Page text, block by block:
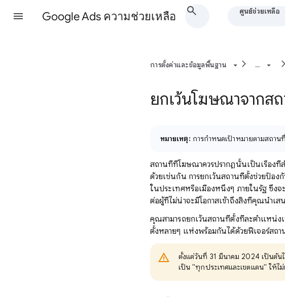
Google Ads ความช่วยเหลือ ศูนย์ช่วยเหลือ
การตั้งค่าและข้อมูลพื้นฐาน ...
ยกเว้นโฆษณาจากส
หมายเหตุ: การกำหนดเป้าหมายตามสถา
สถานที่ที่โฆษณาควรปรากฏนั้นเป็นเรื่องที่
ด้วยเช่นกัน การยกเว้นสถานที่ตั้งช่วยป้อ
ในประเทศหรือเมืองหนึ่งๆ ภายในรัฐ ซึ่
ต่อผู้ที่ไม่น่าจะมีโอกาสเข้าถึงสิ่งที่คุณนำเส
คุณสามารถยกเว้นสถานที่ตั้งทีละตำแหน่ง
ตั้งหลายๆ แห่งพร้อมกันได้ด้วยฟีเจอร์สถา
ตั้งแต่วันที่ 31 มีนาคม 2024 เป็นต้น
เป็น "ทุกประเทศและเขตแดน" ให้ไ